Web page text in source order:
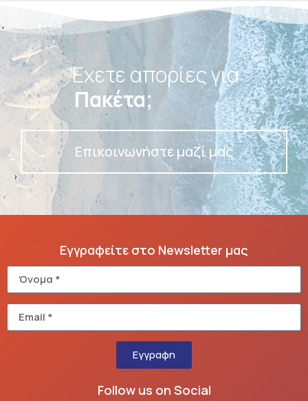
Έχετε απορίες για
Πακέτα;
Επικοινωνήστε μαζί μας
Εγγραφείτε στο Newsletter μας
Εγγραφη
Follow us on Social